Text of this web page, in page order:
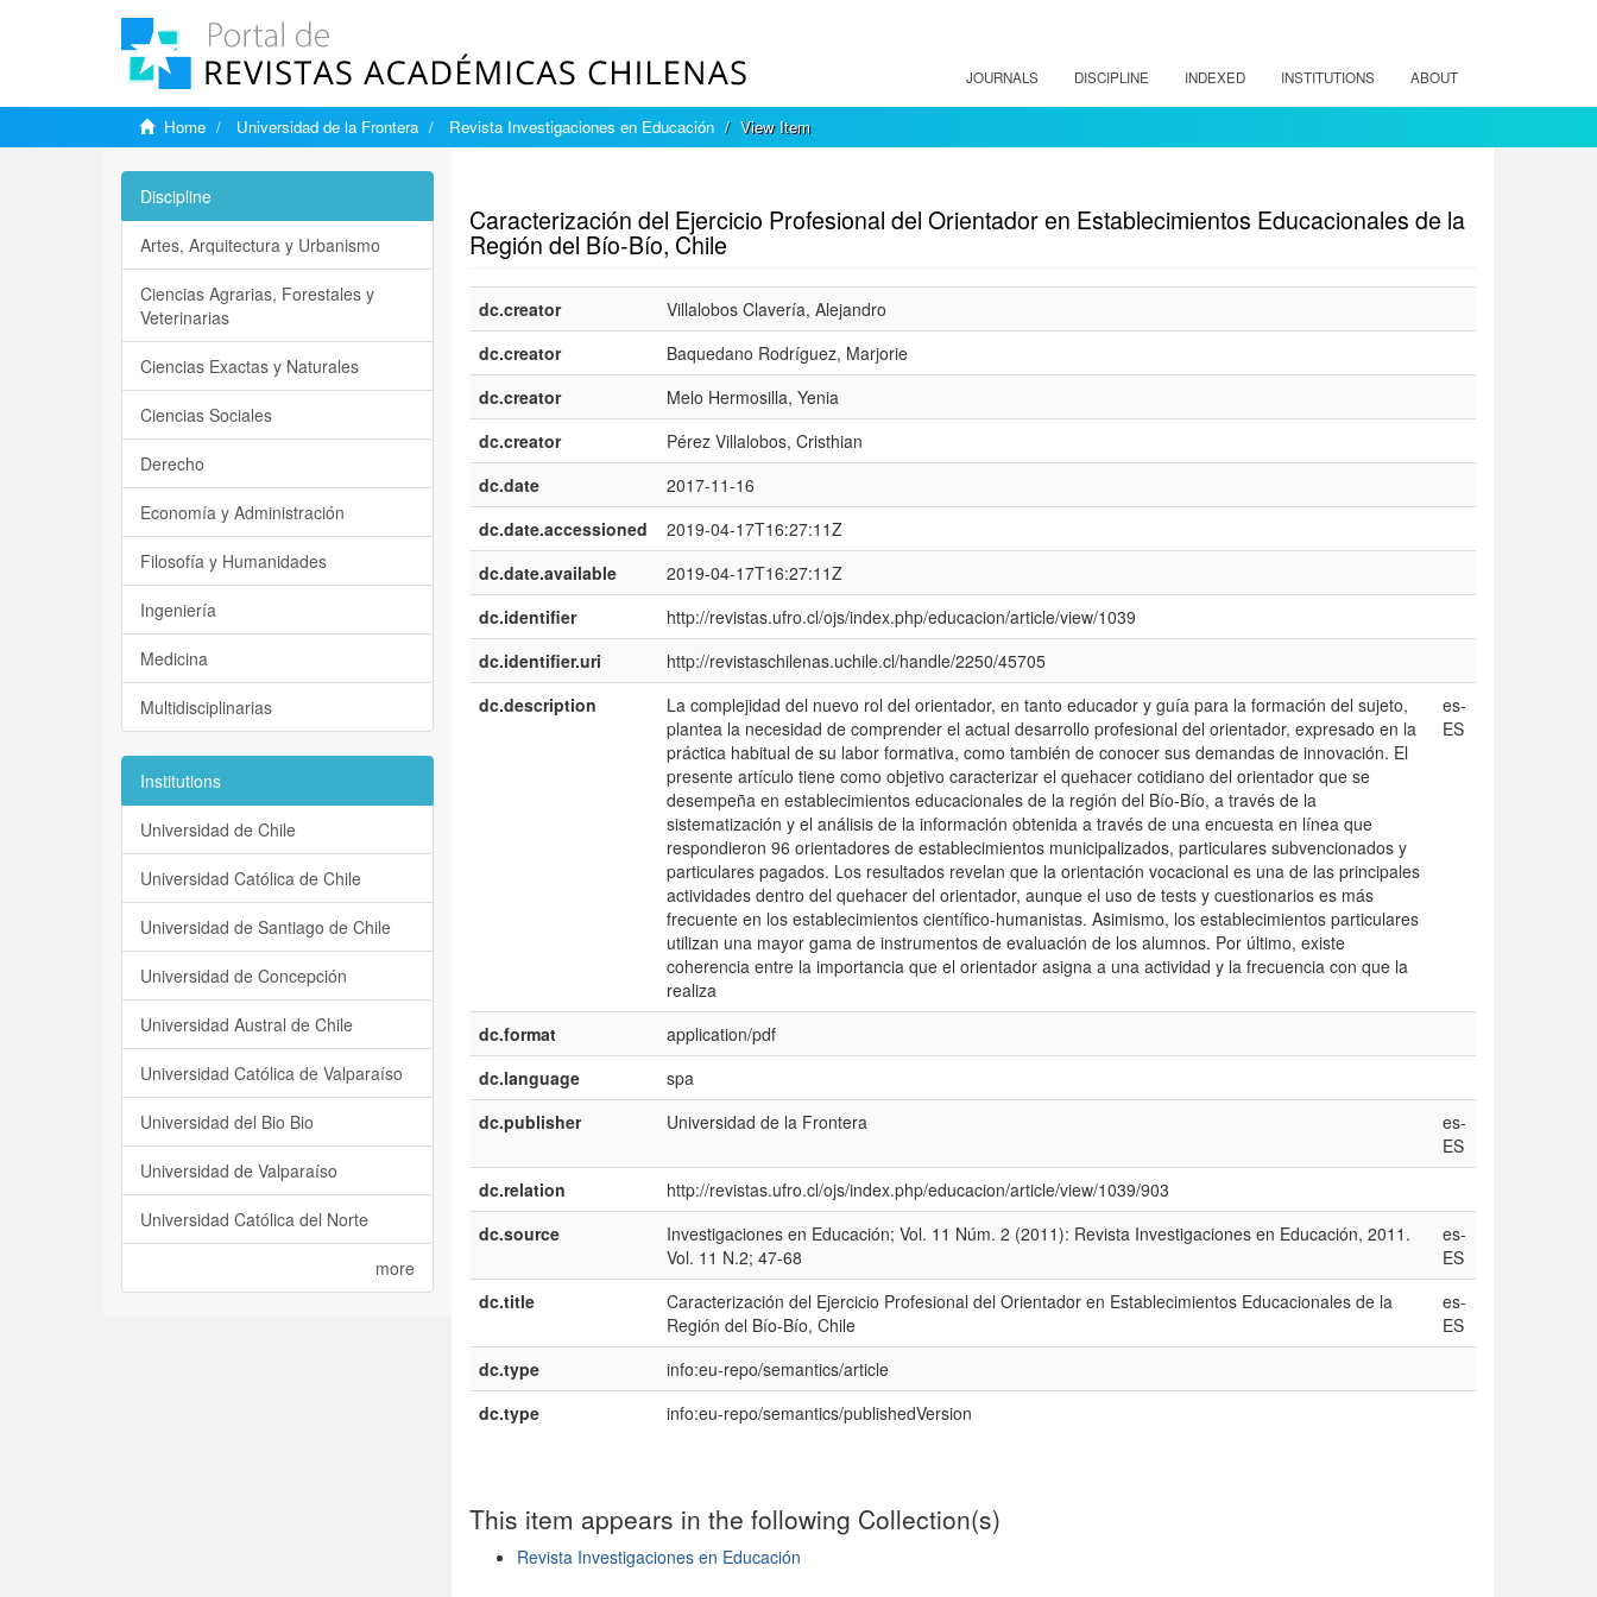
JOURNALS DISCIPLINE INDEXED INSTITUTIONS ABOUT
Home Universidad de la Frontera Revista Investigaciones en Educación View Item
Caracterización del Ejercicio Profesional del Orientador en Establecimientos Educacionales de la
Región del Bío-Bío, Chile
dc.creator
Villalobos Clavería, Alejandro
dc.creator
Baquedano Rodríguez, Marjorie
dc.creator
Melo Hermosilla, Yenia
dc.creator
Pérez Villalobos, Cristhian
dc.date
2017-11-16
dc.date.accessioned
2019-04-17T16:27:11Z
dc.date.available
2019-04-17T16:27:11Z
dc.identifier
http://revistas.ufro.cl/ojs/index.php/educacion/article/view/1039
dc.identifier.uri
http://revistaschilenas.uchile.cl/handle/2250/45705
dc.description
La complejidad del nuevo rol del orientador, en tanto educador y guía para la formación del sujeto,
plantea la necesidad de comprender el actual desarrollo profesional del orientador, expresado en la
práctica habitual de su labor formativa, como también de conocer sus demandas de innovación. El
presente artículo tiene como objetivo caracterizar el quehacer cotidiano del orientador que se
desempeña en establecimientos educacionales de la región del Bío-Bío, a través de la
sistematización y el análisis de la información obtenida a través de una encuesta en línea que
respondieron 96 orientadores de establecimientos municipalizados, particulares subvencionados y
particulares pagados. Los resultados revelan que la orientación vocacional es una de las principales
actividades dentro del quehacer del orientador, aunque el uso de tests y cuestionarios es más
frecuente en los establecimientos científico-humanistas. Asimismo, los establecimientos particulares
utilizan una mayor gama de instrumentos de evaluación de los alumnos. Por último, existe
coherencia entre la importancia que el orientador asigna a una actividad y la frecuencia con que la
realiza
es-
ES
dc.format
application/pdf
dc.language
spa
dc.publisher
Universidad de la Frontera
es-
ES
dc.relation
http://revistas.ufro.cl/ojs/index.php/educacion/article/view/1039/903
dc.source
Investigaciones en Educación; Vol. 11 Núm. 2 (2011): Revista Investigaciones en Educación, 2011.
Vol. 11 N.2; 47-68
es-
ES
dc.title
Caracterización del Ejercicio Profesional del Orientador en Establecimientos Educacionales de la
Región del Bío-Bío, Chile
es-
ES
dc.type
info:eu-repo/semantics/article
dc.type
info:eu-repo/semantics/publishedVersion
This item appears in the following Collection(s)
Revista Investigaciones en Educación
Discipline
Artes, Arquitectura y Urbanismo
Ciencias Agrarias, Forestales y
Veterinarias
Ciencias Exactas y Naturales
Ciencias Sociales
Derecho
Economía y Administración
Filosofía y Humanidades
Ingeniería
Medicina
Multidisciplinarias
Institutions
Universidad de Chile
Universidad Católica de Chile
Universidad de Santiago de Chile
Universidad de Concepción
Universidad Austral de Chile
Universidad Católica de Valparaíso
Universidad del Bio Bio
Universidad de Valparaíso
Universidad Católica del Norte
more